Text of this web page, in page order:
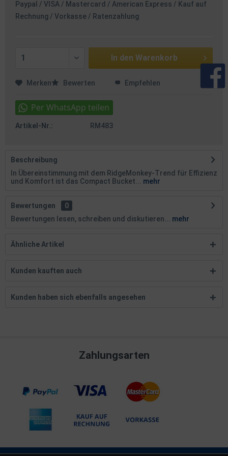
Paypal / VISA / Mastercard / American Express / Kauf auf
Rechnung / Vorkasse / Ratenzahlung
In den Warenkorb
Merken Bewerten Empfehlen
Artikel-Nr.: RM483
Beschreibung
In Übereinstimmung mit dem RidgeMonkey-Trend für Effizienz
und Komfort ist das Compact Bucket...
mehr
Bewertungen
0
Bewertungen lesen, schreiben und diskutieren...
mehr
Ähnliche Artikel
Kunden kauften auch
Kunden haben sich ebenfalls angesehen
Zahlungsarten